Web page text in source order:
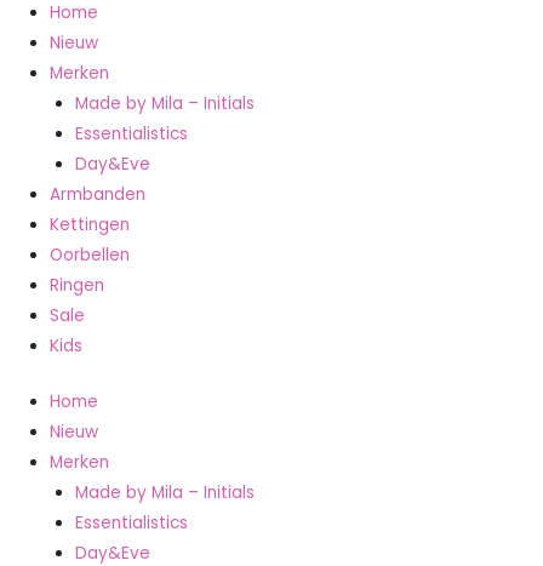
Home
Nieuw
Merken
Made by Mila – Initials
Essentialistics
Day&Eve
Armbanden
Kettingen
Oorbellen
Ringen
Sale
Kids
Home
Nieuw
Merken
Made by Mila – Initials
Essentialistics
Day&Eve